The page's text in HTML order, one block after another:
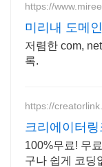
https://
미리내 도메인
저렴한 com,
록.
https://
크리에이터
만드는 홈페
100%무료! 무
구나 쉽게 코딩